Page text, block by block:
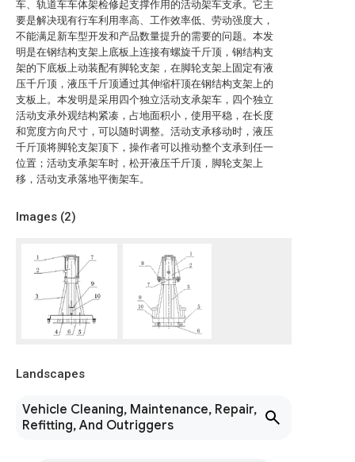
车、轨道车车体架检修起支撑作用的活动架车支承。它主
要是解决现有行车利用率高、工作效率低、劳动强度大，
不能满足新车型开发和产品数量提升的需要的问题。本发
明是在钢结构支架上底板上连接有螺旋千斤顶，钢结构支
架的下底板上动装配有脚轮支架，在脚轮支架上固定有液
压千斤顶，液压千斤顶通过其伸缩杆顶在钢结构支架上的
支板上。本发明是采用四个独立活动支承架车，四个独立
活动支承外观结构紧凑，占地面积小，使用平稳，在长度
和宽度方向尺寸，可以随时调整。活动支承移动时，液压
千斤顶将脚轮支架顶下，操作者可以推动整个支承到任一
位置；活动支承架车时，松开液压千斤顶，脚轮支架上
移，活动支承落地平衡架车。
Images (2)
Landscapes
Vehicle Cleaning, Maintenance, Repair,
Refitting, And Outriggers